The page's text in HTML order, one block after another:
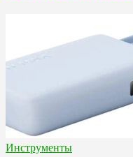
Инструменты